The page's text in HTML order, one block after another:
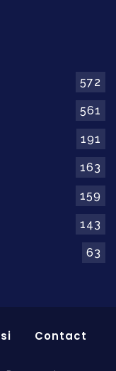
572
561
191
163
159
143
63
Contact